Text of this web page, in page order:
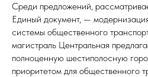
Среди предложений,
Единый документ, —
системы общественного
магистраль Центральная
полноценную шестиполосную
приоритетом для общественного